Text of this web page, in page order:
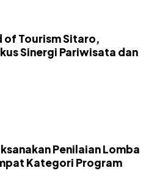
of Tourism Sitaro,
Sinergi Pariwisata dan
Penilaian Lomba
Kategori Program